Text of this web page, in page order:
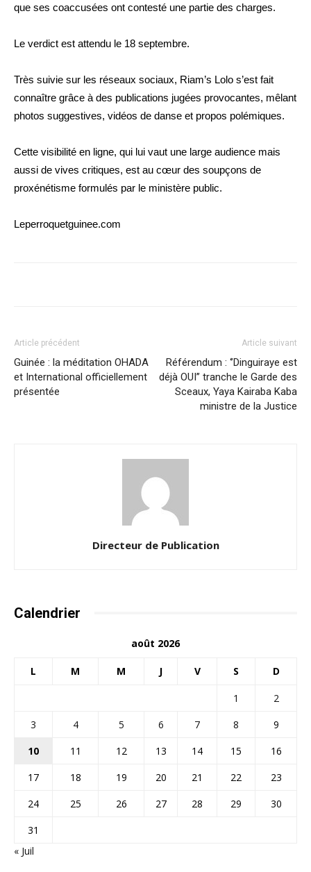
que ses coaccusées ont contesté une partie des charges.
Le verdict est attendu le 18 septembre.
Très suivie sur les réseaux sociaux, Riam’s Lolo s’est fait
connaître grâce à des publications jugées provocantes, mêlant
photos suggestives, vidéos de danse et propos polémiques.
Cette visibilité en ligne, qui lui vaut une large audience mais
aussi de vives critiques, est au cœur des soupçons de
proxénétisme formulés par le ministère public.
Leperroquetguinee.com
Article précédent
Guinée : la méditation OHADA
et International officiellement
présentée
Article suivant
Référendum : ‘’Dinguiraye est
déjà OUI’’ tranche le Garde des
Sceaux, Yaya Kairaba Kaba
ministre de la Justice
Directeur de Publication
Calendrier
août 2026
L M M J V S D
1
2
3
4 5 6 7 8
9
10
11 12 13 14 15
16
17
18 19 20 21 22
23
24
25 26 27 28 29
30
31
« Juil